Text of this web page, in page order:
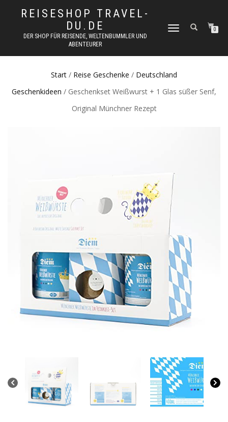
REISESHOP TRAVEL-
DU.DE
DER SHOP FÜR REISENDE, WELTENBUMMLER UND
ABENTEURER
NAVIGATION
0
Start / Reise Geschenke / Deutschland
Geschenkideen / Geschenkset Weißwurst + 1 Glas süßer Senf,
Original Münchner Rezept